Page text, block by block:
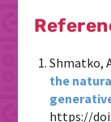
Shmatko,
the
https://